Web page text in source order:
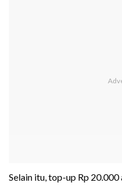
Selain itu, top-up Rp